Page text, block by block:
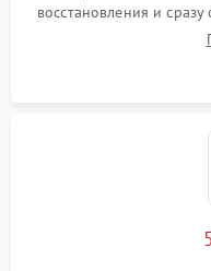
восстановления и